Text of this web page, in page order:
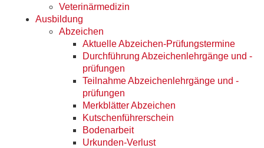
Veterinärmedizin
Ausbildung
Abzeichen
Aktuelle Abzeichen-Prüfungstermine
Durchführung Abzeichenlehrgänge und -
prüfungen
Teilnahme Abzeichenlehrgänge und -
prüfungen
Merkblätter Abzeichen
Kutschenführerschein
Bodenarbeit
Urkunden-Verlust